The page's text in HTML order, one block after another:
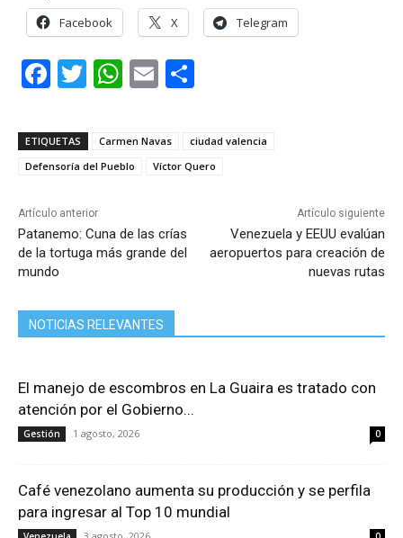
Facebook X Telegram
F
c
e
o
o
k
T
itt
er
W
at
s
p
E
ai
l
m
p
ETIQUETAS Carmen Navas
ciudad valencia
Defensoría del Pueblo
Víctor Quero
Artículo anterior
Patanemo: Cuna de las crías
de la tortuga más grande del
mundo
Artículo siguiente
Venezuela y EEUU evalúan
aeropuertos para creación de
nuevas rutas
NOTICIAS RELEVANTES
El manejo de escombros en La Guaira es tratado con
atención por el Gobierno...
Gestión 1 agosto, 2026 0
Café venezolano aumenta su producción y se perfila
para ingresar al Top 10 mundial